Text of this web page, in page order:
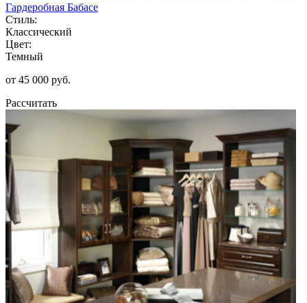
Гардеробная Бабасе
Стиль:
Классический
Цвет:
Темный
от 45 000 руб.
Рассчитать